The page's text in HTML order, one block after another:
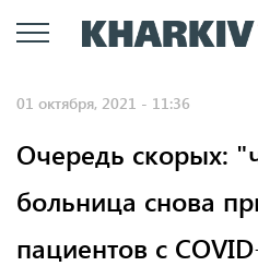
к
01 октября, 2021 - 11:36
Очередь скорых:
больница снова
пациентов с